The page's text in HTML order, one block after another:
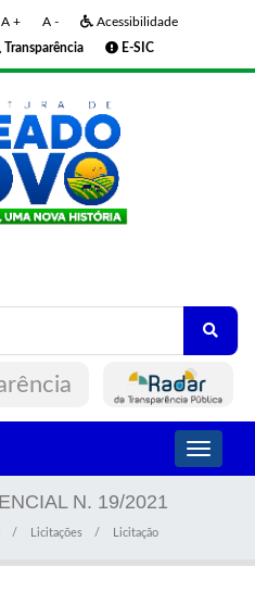
A + A -
Acessibilidade
Transparência E-SIC
Toggle
N. 19/2021
Licitações Licitação